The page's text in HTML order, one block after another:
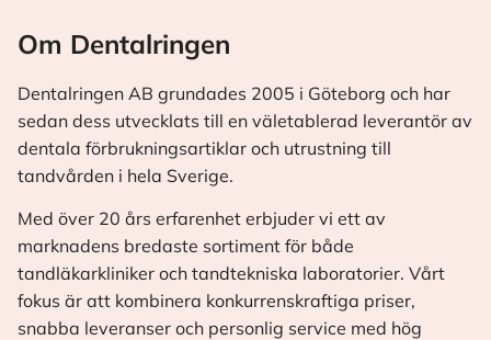
Om Dentalringen
Dentalringen AB grundades 2005 i Göteborg och har
sedan dess utvecklats till en väletablerad leverantör av
dentala förbrukningsartiklar och utrustning till
tandvården i hela Sverige.
Med över 20 års erfarenhet erbjuder vi ett av
marknadens bredaste sortiment för både
tandläkarkliniker och tandtekniska laboratorier. Vårt
fokus är att kombinera konkurrenskraftiga priser,
snabba leveranser och personlig service med hög